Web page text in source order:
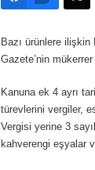
Bazı ürünlere
Gazete’nin
Kanuna ek 4 ayrı
türevlerini vergiler,
Vergisi yerine 3
kahverengi eşyalar